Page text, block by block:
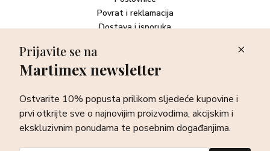
Povrat i reklamacija
Dostava i isporuka
Newsletter
sve o najnovijim proizvodima, akcijskim i ekskluzivnim
ponudama te posebnim događanjima.
Prijava
Prijavite se na
Martimex newsletter
Ostvarite 10% popusta prilikom sljedeće kupovine i
prvi otkrijte sve o najnovijim proizvodima, akcijskim i
ekskluzivnim ponudama te posebnim događanjima.